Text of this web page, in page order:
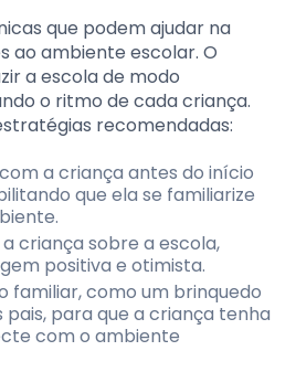
que podem ajudar na
ao ambiente escolar. O
a escola de modo
o ritmo de cada criança.
recomendadas:
a criança antes do início
que ela se familiarize
criança sobre a escola,
positiva e otimista.
familiar, como um brinquedo
pais, para que a criança tenha
com o ambiente